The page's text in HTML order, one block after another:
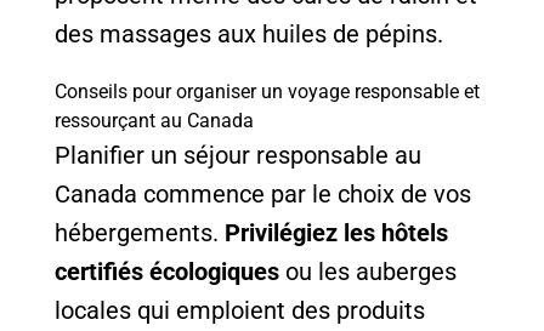
des massages aux huiles de pépins.
Conseils pour organiser un voyage responsable et
ressourçant au Canada
Planifier un séjour responsable au
Canada commence par le choix de vos
hébergements. Privilégiez les hôtels
certifiés écologiquesou les auberges
locales qui emploient des produits